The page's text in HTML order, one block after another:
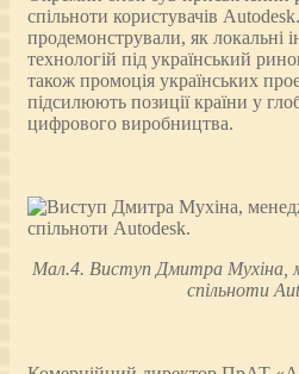
спільноти користувачів
продемонстрували, як локальні
технологій під український
також промоція українських
підсилюють позиції країни у
цифрового виробництва.
Мал.4. Виступ Дмитра Мухіна,
спільноти